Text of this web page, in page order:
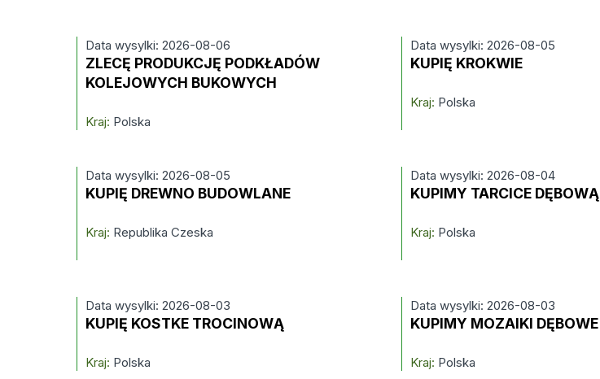
Data wysylki: 2026-08-06
ZLECĘ PRODUKCJĘ PODKŁADÓW
KOLEJOWYCH BUKOWYCH
Kraj: Polska
Data wysylki: 2026-08-05
KUPIĘ KROKWIE
Kraj: Polska
Data wysylki: 2026-08-05
KUPIĘ DREWNO BUDOWLANE
Kraj: Republika Czeska
Data wysylki: 2026-08-04
KUPIMY TARCICE DĘBOWĄ
Kraj: Polska
Data wysylki: 2026-08-03
KUPIĘ KOSTKE TROCINOWĄ
Kraj: Polska
Data wysylki: 2026-08-03
KUPIMY MOZAIKI DĘBOWE
Kraj: Polska